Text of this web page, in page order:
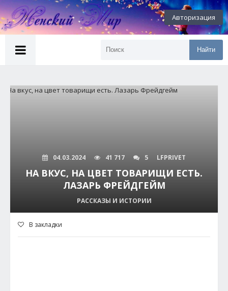
Авторизация
Найти
04.03.2024 41 717 5 LFPRIVET
НА ВКУС, НА ЦВЕТ ТОВАРИЩИ ЕСТЬ.
ЛАЗАРЬ ФРЕЙДГЕЙМ
РАССКАЗЫ И ИСТОРИИ
В закладки